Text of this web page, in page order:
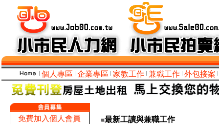
個人專區 企業專區 家教工作 兼職工作 外包接案
免費加入個人會員 最新工讀與兼職工作